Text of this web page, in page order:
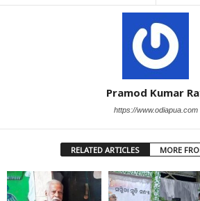
Pramod Kumar
https://www.odiapua.com
RELATED ARTICLES MORE